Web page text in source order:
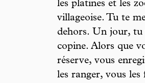
les platines et les
villageoise. Tu te
dehors. Un jour, tu
copine. Alors que
réserve, vous
les ranger, vous